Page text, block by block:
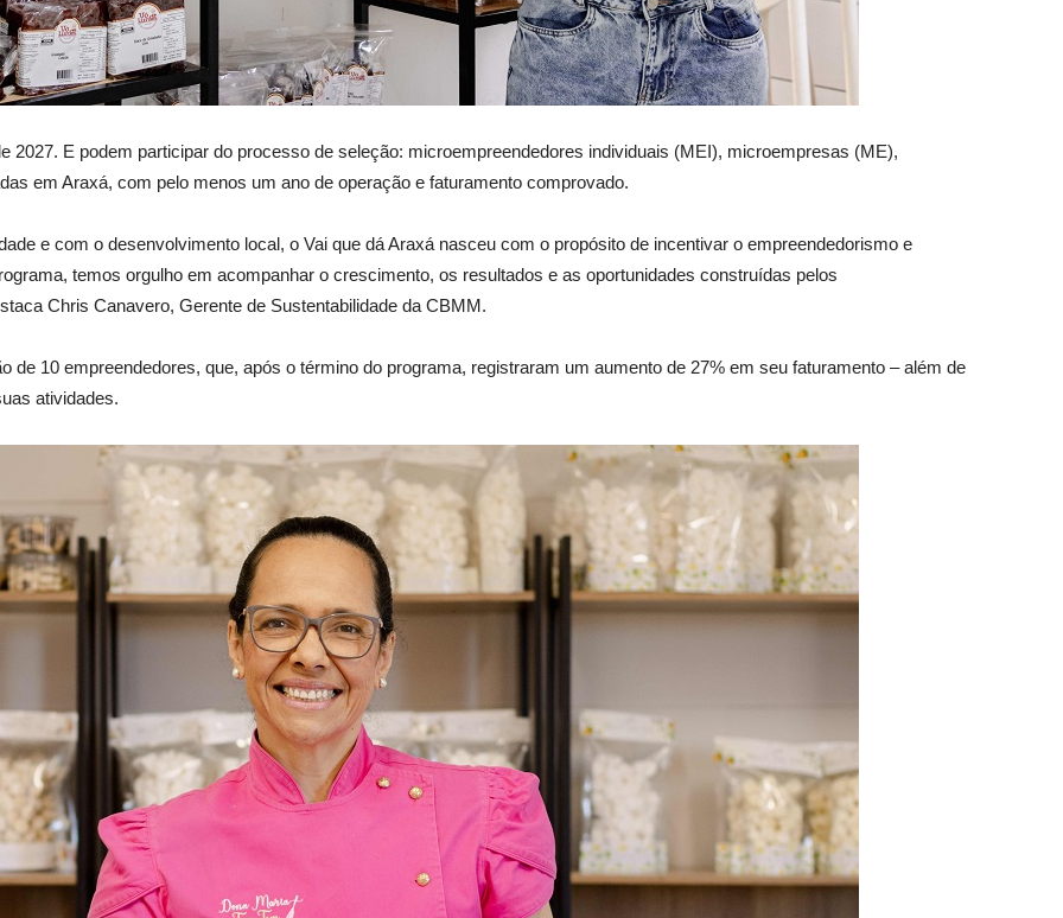
2027. E podem participar do processo de seleção: microempreendedores individuais (MEI), microempresas (ME),
em Araxá, com pelo menos um ano de operação e faturamento comprovado.
e com o desenvolvimento local, o Vai que dá Araxá nasceu com o propósito de incentivar o empreendedorismo e
temos orgulho em acompanhar o crescimento, os resultados e as oportunidades construídas pelos
Chris Canavero, Gerente de Sustentabilidade da CBMM.
de 10 empreendedores, que, após o término do programa, registraram um aumento de 27% em seu faturamento – além de
atividades.